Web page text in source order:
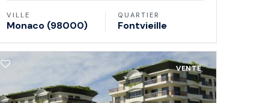
VILLE
Monaco (98000)
QUARTIER
Fontvieille
VENTE